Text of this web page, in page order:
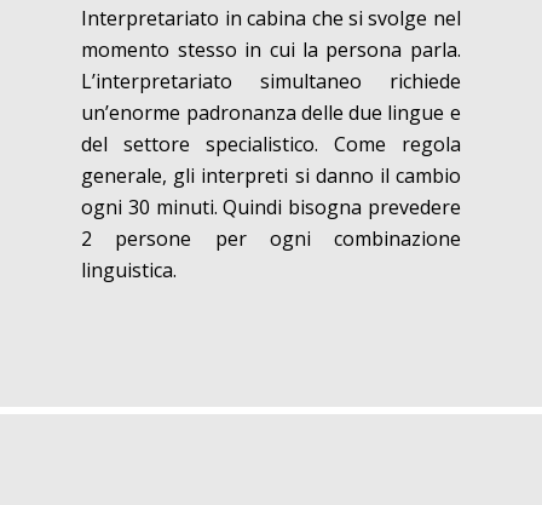
Interpretariato in cabina che si svolge nel
momento stesso in cui la persona parla.
L’interpretariato simultaneo richiede
un’enorme padronanza delle due lingue e
del settore specialistico. Come regola
generale, gli interpreti si danno il cambio
ogni 30 minuti. Quindi bisogna prevedere
2 persone per ogni combinazione
linguistica.